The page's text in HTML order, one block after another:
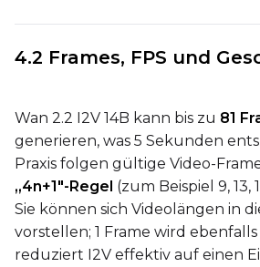
4.2 Frames, FPS und
Wan 2.2 I2V 14B kann bis zu 81
generieren, was 5 Sekunden
Praxis folgen gültige Video-
„4n+1"-Regel (zum Beispiel 9, 13,
Sie können sich Videolängen in
vorstellen; 1 Frame wird
reduziert I2V effektiv auf einen